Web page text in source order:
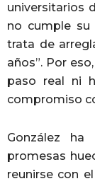
universitarios
no cumple
trata de
años”. Por
paso real ni
compromiso
González
promesas
reunirse con